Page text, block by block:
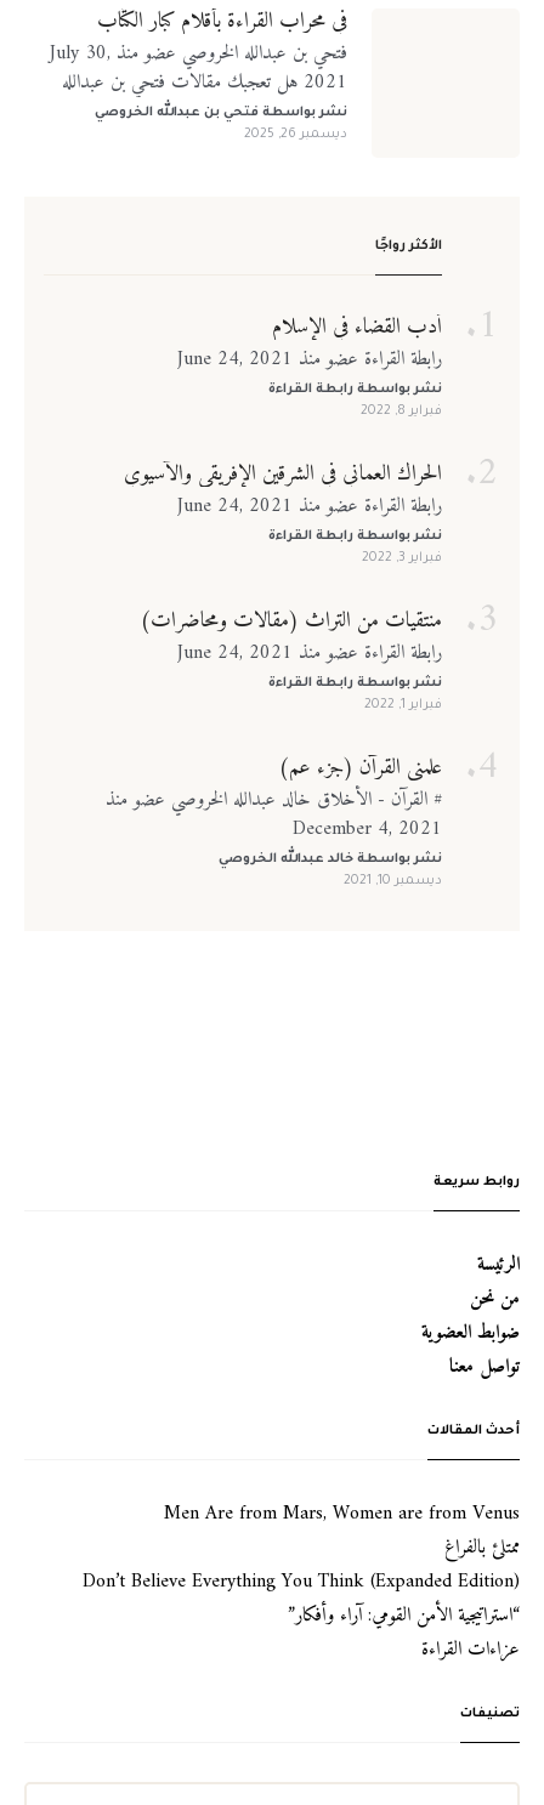
في محراب القراءة بأقلام كبار الكتّاب
فتحي بن عبدالله الخروصي عضو منذ July 30,
2021 هل تعجبك مقالات فتحي بن عبدالله
الخروصي؟ تابعني على منصات التواصل الإجتماعي
نشر بواسطةفتحي بن عبدالله الخروصي
ديسمبر 26, 2025
الأكثر رواجًا
أدب القضاء في الإسلام
رابطة القراءة عضو منذ June 24, 2021
نشر بواسطة رابطة القراءة
فبراير 8, 2022
الحراك العماني في الشرقين الإفريقي والآسيوي
رابطة القراءة عضو منذ June 24, 2021
نشر بواسطة رابطة القراءة
فبراير 3, 2022
منتقيات من التراث (مقالات ومحاضرات)
رابطة القراءة عضو منذ June 24, 2021
نشر بواسطة رابطة القراءة
فبراير 1, 2022
علمني القرآن (جزء عم)
# القرآن - الأخلاق خالد عبدالله الخروصي عضو منذ
December 4, 2021
نشر بواسطة خالد عبدالله الخروصي
ديسمبر 10, 2021
روابط سريعة
الرئيسة
من نحن
ضوابط العضوية
تواصل معنا
أحدث المقالات
Men Are from Mars, Women are from Venus
ممتلئ بالفراغ
Don’t Believe Everything You Think (Expanded Edition)
“استراتيجية الأمن القومي: آراء وأفكار”
عزاءات القراءة
تصنيفات